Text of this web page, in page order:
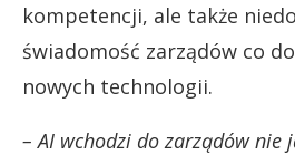
kompetencji, ale także
świadomość zarządów co
nowych technologii.
– AI wchodzi do zarządów nie